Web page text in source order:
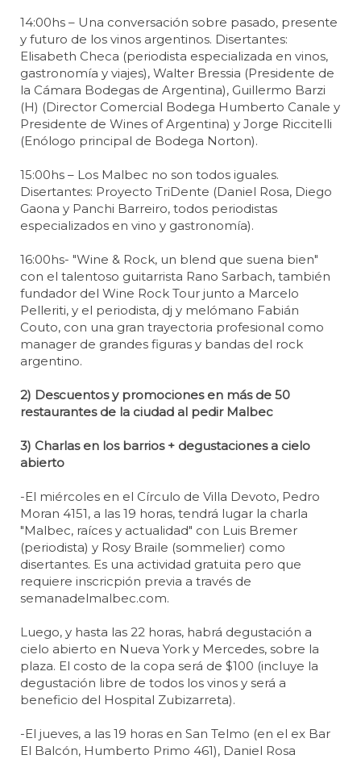
14:00hs – Una conversación sobre pasado, presente
y futuro de los vinos argentinos. Disertantes:
Elisabeth Checa (periodista especializada en vinos,
gastronomía y viajes), Walter Bressia (Presidente de
la Cámara Bodegas de Argentina), Guillermo Barzi
(H) (Director Comercial Bodega Humberto Canale y
Presidente de Wines of Argentina) y Jorge Riccitelli
(Enólogo principal de Bodega Norton).
15:00hs – Los Malbec no son todos iguales.
Disertantes: Proyecto TriDente (Daniel Rosa, Diego
Gaona y Panchi Barreiro, todos periodistas
especializados en vino y gastronomía).
16:00hs- "Wine & Rock, un blend que suena bien"
con el talentoso guitarrista Rano Sarbach, también
fundador del Wine Rock Tour junto a Marcelo
Pelleriti, y el periodista, dj y melómano Fabián
Couto, con una gran trayectoria profesional como
manager de grandes figuras y bandas del rock
argentino.
2) Descuentos y promociones en más de 50
restaurantes de la ciudad al pedir Malbec
3) Charlas en los barrios + degustaciones a cielo
abierto
-El miércoles en el Círculo de Villa Devoto, Pedro
Moran 4151, a las 19 horas, tendrá lugar la charla
"Malbec, raíces y actualidad" con Luis Bremer
(periodista) y Rosy Braile (sommelier) como
disertantes. Es una actividad gratuita pero que
requiere inscricpión previa a través de
semanadelmalbec.com.
Luego, y hasta las 22 horas, habrá degustación a
cielo abierto en Nueva York y Mercedes, sobre la
plaza. El costo de la copa será de $100 (incluye la
degustación libre de todos los vinos y será a
beneficio del Hospital Zubizarreta).
-El jueves, a las 19 horas en San Telmo (en el ex Bar
El Balcón, Humberto Primo 461), Daniel Rosa